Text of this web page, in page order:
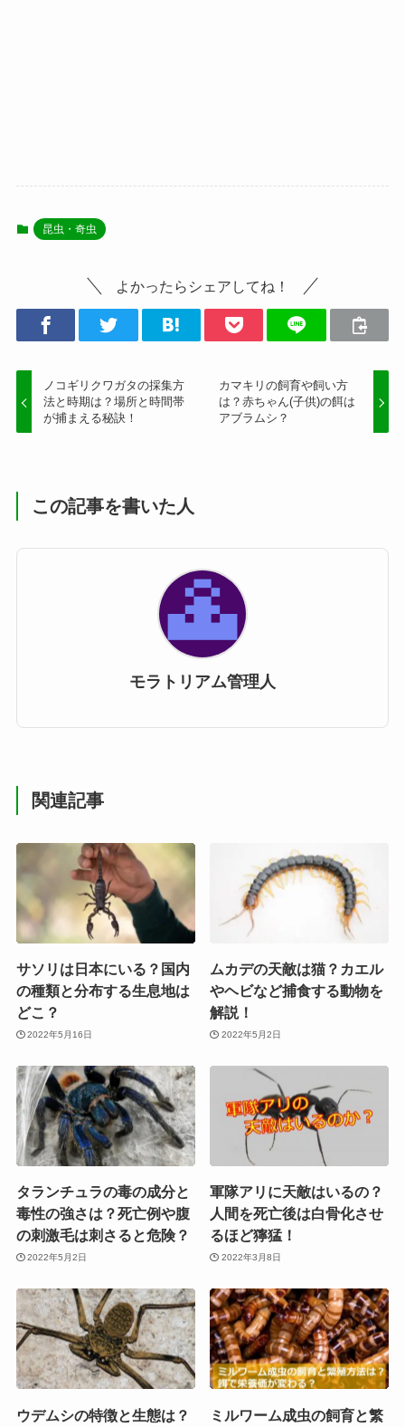
昆虫・奇虫
よかったらシェアしてね！
ノコギリクワガタの採集方
法と時期は？場所と時間帯
が捕まえる秘訣！
カマキリの飼育や飼い方
は？赤ちゃん(子供)の餌は
アブラムシ？
この記事を書いた人
モラトリアム管理人
関連記事
サソリは日本にいる？国内
の種類と分布する生息地は
どこ？
2022年5月16日
ムカデの天敵は猫？カエル
やヘビなど捕食する動物を
解説！
2022年5月2日
タランチュラの毒の成分と
毒性の強さは？死亡例や腹
の刺激毛は刺さると危険？
2022年5月2日
軍隊アリに天敵はいるの？
人間を死亡後は白骨化させ
るほど獰猛！
2022年3月8日
ウデムシの特徴と生態は？ ミルワーム成虫の飼育と繁